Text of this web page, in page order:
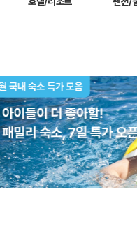
요금만으로 판단하기 어렵
요합니다
보장 범위가 다를 수 있습니
조건을 함께 확인하세요
와 셔틀 편의성에 따라 실제